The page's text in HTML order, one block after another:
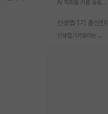
AI 학회들 거품 슬슬 지적이 나오네요
신생랩가지말라는 이유가 있었구나